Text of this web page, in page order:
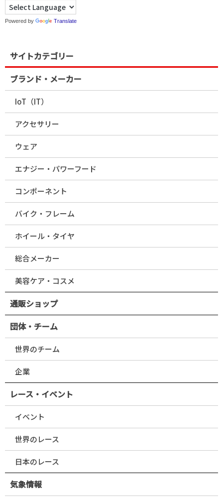
Powered by Translate
サイトカテゴリー
ブランド・メーカー
IoT（IT）
アクセサリー
ウェア
エナジー・パワーフード
コンポーネント
バイク・フレーム
ホイール・タイヤ
総合メーカー
美容ケア・コスメ
通販ショップ
団体・チーム
世界のチーム
企業
レース・イベント
イベント
世界のレース
日本のレース
気象情報